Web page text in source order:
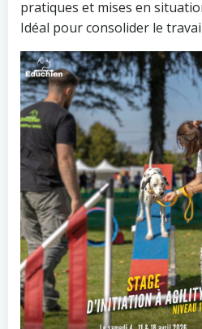
pratiques et mises en
Idéal pour consolider le